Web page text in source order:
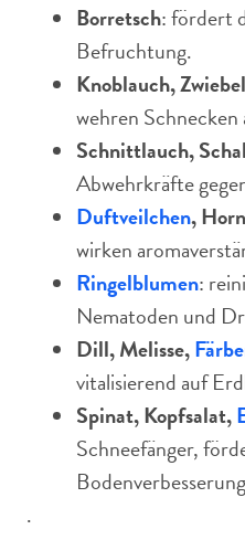
Borretsch: fördert
Befruchtung.
Knoblauch,
wehren Schnecken
Schnittlauch,
Abwehrkräfte
Duftveilchen,
wirken
Ringelblumen:
Nematoden und
Dill, Melisse,
vitalisierend auf
Spinat, Kopfsalat,
Schneefänger,
.